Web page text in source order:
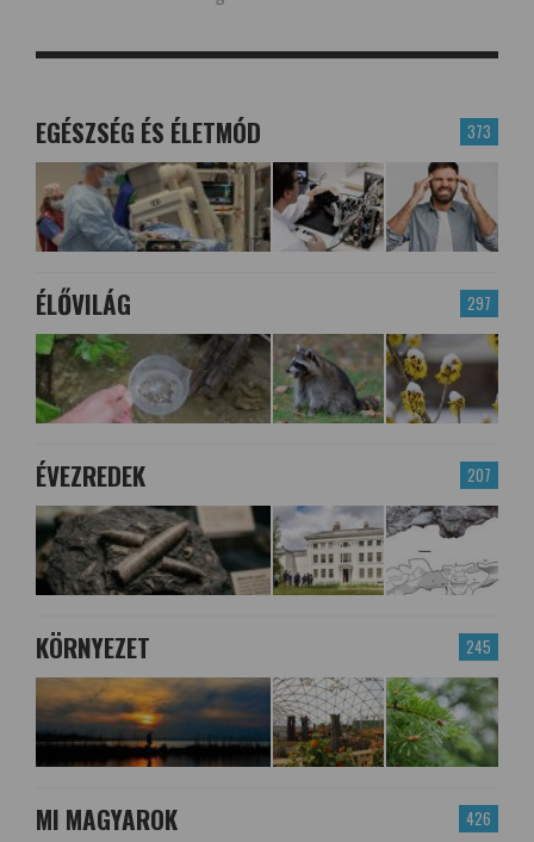
373
EGÉSZSÉG ÉS ÉLETMÓD
297
ÉLŐVILÁG
207
ÉVEZREDEK
245
KÖRNYEZET
426
MI MAGYAROK